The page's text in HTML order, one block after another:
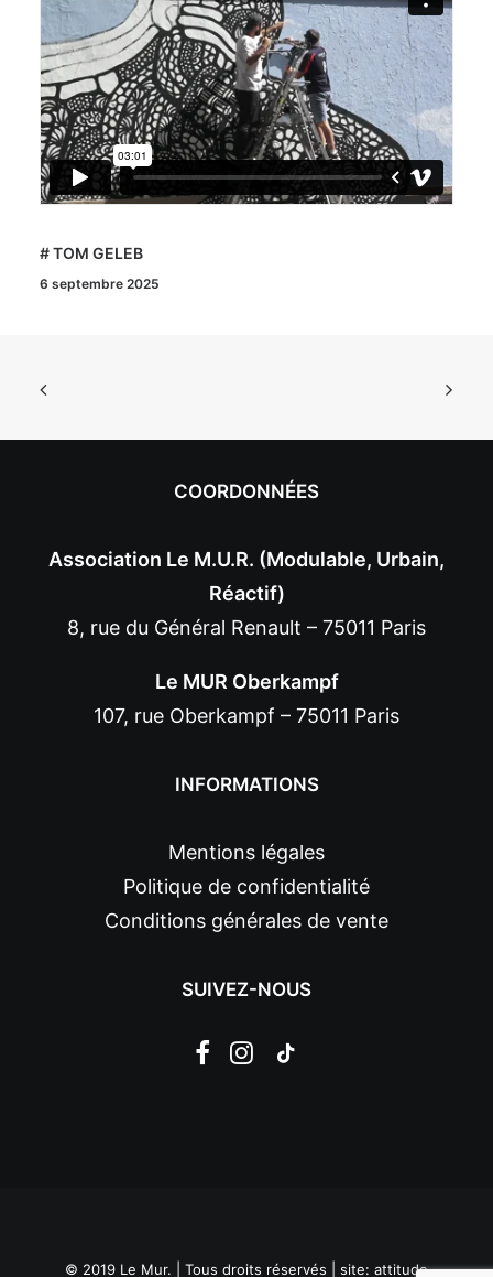
# TOM GELEB
6 septembre 2025
COORDONNÉES
Association Le M.U.R. (Modulable, Urbain,
Réactif)
8, rue du Général Renault – 75011 Paris
Le MUR Oberkampf
107, rue Oberkampf – 75011 Paris
INFORMATIONS
Mentions légales
Politique de confidentialité
Conditions générales de vente
SUIVEZ-NOUS
© 2019 Le Mur. | Tous droits réservés | site: attitude